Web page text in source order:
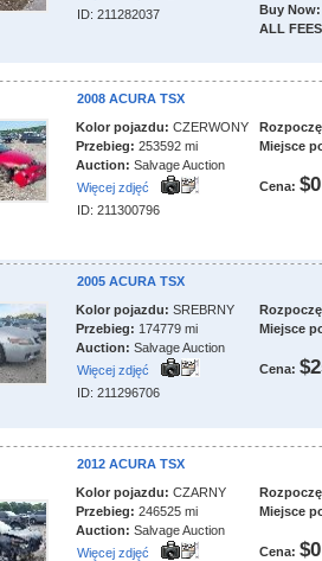
ID: 211282037
Buy Now:
ALL
2008 ACURA TSX
Kolor pojazdu: CZERWONY
Przebieg: 253592 mi
Auction: Salvage Auction
Więcej zdjęć
ID: 211300796
Miejsce
Cena: $0
2005 ACURA TSX
Kolor pojazdu: SREBRNY
Przebieg: 174779 mi
Auction: Salvage Auction
Więcej zdjęć
ID: 211296706
Miejsce
Cena:
2012 ACURA TSX
Kolor pojazdu: CZARNY
Przebieg: 246525 mi
Auction: Salvage Auction
Więcej zdjęć
Miejsce
Cena: $0